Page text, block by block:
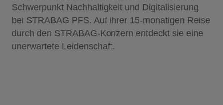
Schwerpunkt Nachhaltigkeit und Digitalisierung
bei STRABAG PFS. Auf ihrer 15-monatigen Reise
durch den STRABAG-Konzern entdeckt sie eine
unerwartete Leidenschaft.